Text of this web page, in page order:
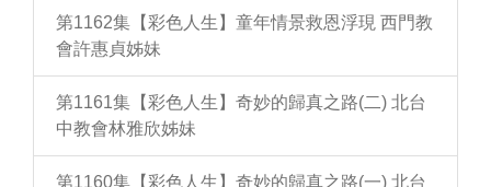
第1162集【彩色人生】童年情景救恩浮現 西門教
會許惠貞姊妹
第1161集【彩色人生】奇妙的歸真之路(二) 北台
中教會林雅欣姊妹
第1160集【彩色人生】奇妙的歸真之路(一) 北台